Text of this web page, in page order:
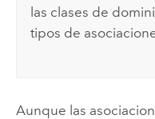
las clases de
tipos de
Aunque las